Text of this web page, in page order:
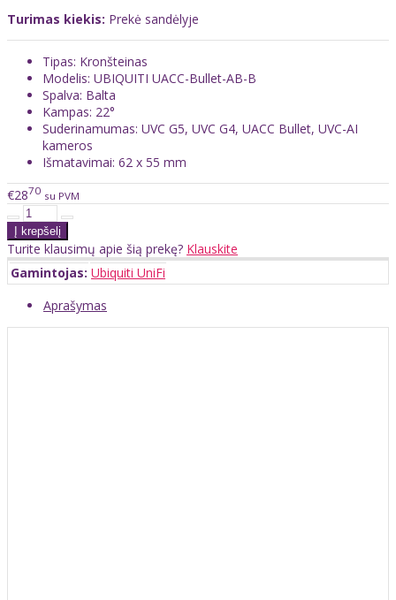
Turimas kiekis: Prekė sandėlyje
Tipas: Kronšteinas
Modelis: UBIQUITI UACC-Bullet-AB-B
Spalva: Balta
Kampas: 22°
Suderinamumas: UVC G5, UVC G4, UACC Bullet, UVC-AI
kameros
Išmatavimai: 62 x 55 mm
€2870 su PVM
Turite klausimų apie šią prekę? Klauskite
Gamintojas: Ubiquiti UniFi
Aprašymas